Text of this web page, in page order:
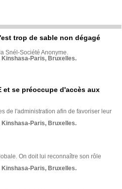
trop de sable non dégagé
Snél-Société Anonyme.
Kinshasa-Paris, Bruxelles.
et se préoccupe d'accès aux
de l'administration afin de favoriser leur
Kinshasa-Paris, Bruxelles.
On doit lui reconnaître son rôle
Kinshasa-Paris, Bruxelles.